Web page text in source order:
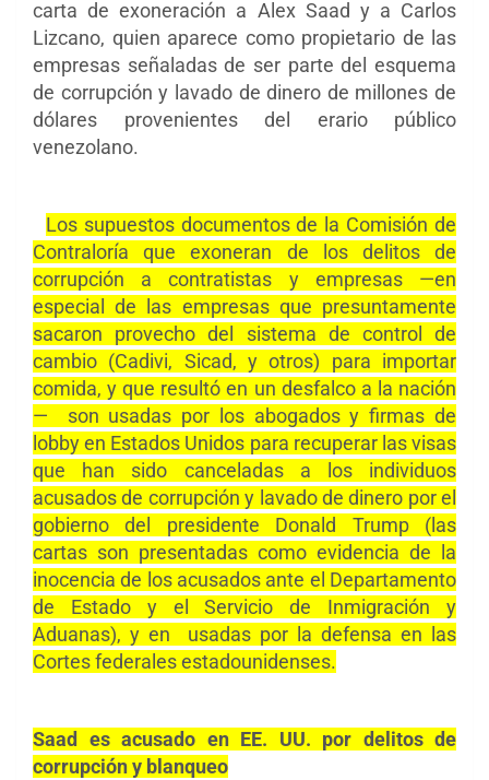
carta de exoneración a Alex Saad y a Carlos
Lizcano, quien aparece como propietario de las
empresas señaladas de ser parte del esquema
de corrupción y lavado de dinero de millones de
dólares provenientes del erario público
venezolano.
Los supuestos documentos de la Comisión de
Contraloría que exoneran de los delitos de
corrupción a contratistas y empresas —en
especial de las empresas que presuntamente
sacaron provecho del sistema de control de
cambio (Cadivi, Sicad, y otros) para importar
comida, y que resultó en un desfalco a la nación
— son usadas por los abogados y firmas de
lobby en Estados Unidos para recuperar las visas
que han sido canceladas a los individuos
acusados de corrupción y lavado de dinero por el
gobierno del presidente Donald Trump (las
cartas son presentadas como evidencia de la
inocencia de los acusados ante el Departamento
de Estado y el Servicio de Inmigración y
Aduanas), y en usadas por la defensa en las
Cortes federales estadounidenses.
Saad es acusado en EE. UU. por delitos de
corrupción y blanqueo